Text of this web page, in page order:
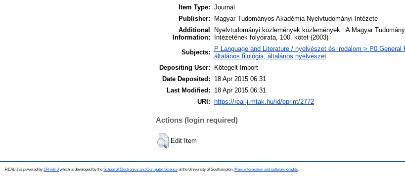
Item Type: Journal
Publisher:
Magyar Tudományos Akadémia Nyelvtudományi Intézete
Additional
Information:
Nyelvtudományi közlemények közlemények : A Magyar
Intézetének folyóirata, 100. kötet (2003)
Subjects:
P Language and Literature / nyelvészet és irodalom > P0
általános filológia, általános nyelvészet
Depositing User:
Kötegelt Import
Date Deposited:
18 Apr 2015 06:31
Last Modified:
18 Apr 2015 06:31
URI:
https://real-j.mtak.hu/id/eprint/2772
Actions (login required)
Edit Item
REAL-J is powered by EPrints 3which is developed by the School of Electronics and Computer Science at the University of Southampton. More information and software credits